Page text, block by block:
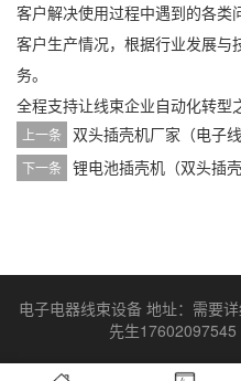
客户解决使用过程中遇到的各类
客户生产情况，根据行业发展与
务。
全程支持让线束企业自动化转型
上一条 双头插壳机厂家（电子线
下一条 锂电池插壳机（双头插壳
电子电器线束设备 地址：需要
先生